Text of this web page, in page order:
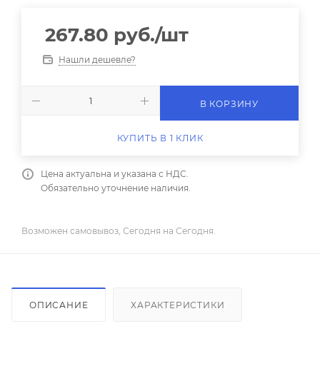
267.80 руб./шт
Нашли дешевле?
В КОРЗИНУ
КУПИТЬ В 1 КЛИК
Цена актуальна и указана с НДС.
Обязательно уточнение наличия.
Возможен самовывоз, Сегодня на Сегодня.
ОПИСАНИЕ ХАРАКТЕРИСТИКИ